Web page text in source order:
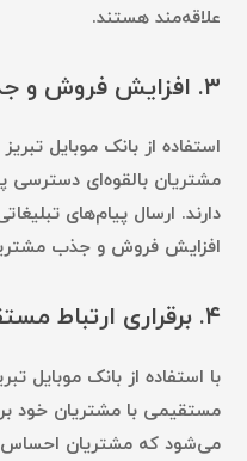
علاقه‌مند هستند.
۳. افزایش فروش و
استفاده از بانک موبایل
مشتریان بالقوه‌ای دسترسی
دارند. ارسال پیام‌های
افزایش فروش و جذب
۴. برقراری ارتباط
با استفاده از بانک موبایل
مستقیمی با مشتریان خود
می‌شود که مشتریان احساس